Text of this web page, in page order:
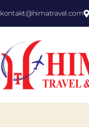
kontakt@himatravel.com